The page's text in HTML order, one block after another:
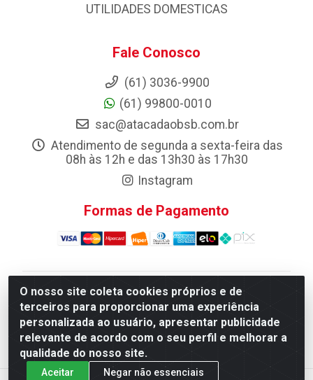
O nosso site coleta cookies próprios e de
terceiros para proporcionar uma experiência
personalizada ao usuário, apresentar publicidade
relevante de acordo com o seu perfil e melhorar a
qualidade do nosso site.
Aceitar Negar não essenciais
UTILIDADES DOMESTICAS
Fale Conosco
(61) 3036-9900
(61) 99800-0010
sac@atacadaobsb.com.br
Atendimento de segunda a sexta-feira das
08h às 12h e das 13h30 às 17h30
Instagram
Formas de Pagamento
Atacadao da Limpeza F. Pereira Queiroz Comercio e
Distribuicao LTDA - Quadra Qi 10 Lotes 39 e, 41 - Setor
Industrial (Taguatinga), Brasília/DF - CEP 72.135-100 -
CNPJ 13.184.675/0001-80